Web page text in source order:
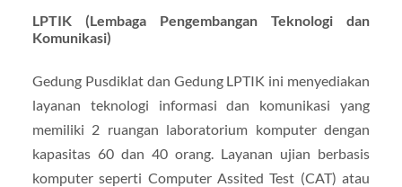
LPTIK (Lembaga Pengembangan Teknologi dan
Komunikasi)
Gedung Pusdiklat dan Gedung LPTIK ini menyediakan
layanan teknologi informasi dan komunikasi yang
memiliki 2 ruangan laboratorium komputer dengan
kapasitas 60 dan 40 orang. Layanan ujian berbasis
komputer seperti Computer Assited Test (CAT) atau